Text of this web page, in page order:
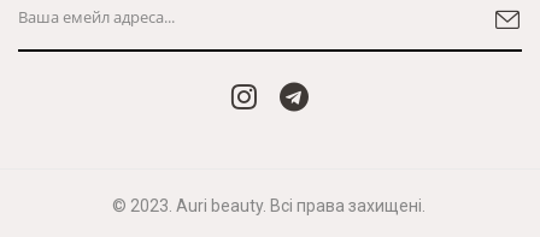
© 2023. Auri beauty. Всі права захищені.